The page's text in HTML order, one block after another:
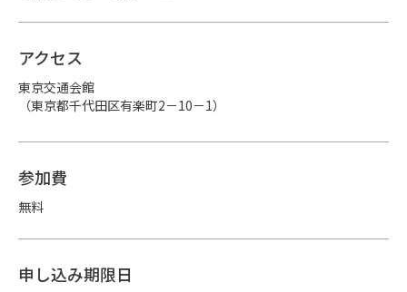
アクセス
東京交通会館
（東京都千代田区有楽町2－10－1）
参加費
無料
申し込み期限日